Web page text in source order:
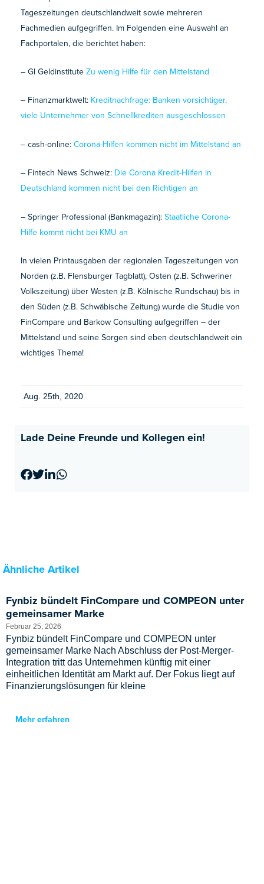
Tageszeitungen deutschlandweit sowie mehreren
Fachmedien aufgegriffen. Im Folgenden eine Auswahl an
Fachportalen, die berichtet haben:
– GI Geldinstitute Zu wenig Hilfe für den Mittelstand
– Finanzmarktwelt: Kreditnachfrage: Banken vorsichtiger,
viele Unternehmer von Schnellkrediten ausgeschlossen
– cash-online: Corona-Hilfen kommen nicht im Mittelstand an
– Fintech News Schweiz: Die Corona Kredit-Hilfen in
Deutschland kommen nicht bei den Richtigen an
– Springer Professional (Bankmagazin): Staatliche Corona-
Hilfe kommt nicht bei KMU an
In vielen Printausgaben der regionalen Tageszeitungen von
Norden (z.B. Flensburger Tagblatt), Osten (z.B. Schweriner
Volkszeitung) über Westen (z.B. Kölnische Rundschau) bis in
den Süden (z.B. Schwäbische Zeitung) wurde die Studie von
FinCompare und Barkow Consulting aufgegriffen – der
Mittelstand und seine Sorgen sind eben deutschlandweit ein
wichtiges Thema!
Aug. 25th, 2020
Lade Deine Freunde und Kollegen ein!
Ähnliche Artikel
Fynbiz bündelt FinCompare und COMPEON unter
gemeinsamer Marke
Februar 25, 2026
Fynbiz bündelt FinCompare und COMPEON unter
gemeinsamer Marke Nach Abschluss der Post-Merger-
Integration tritt das Unternehmen künftig mit einer
einheitlichen Identität am Markt auf. Der Fokus liegt auf
Finanzierungslösungen für kleine
Mehr erfahren